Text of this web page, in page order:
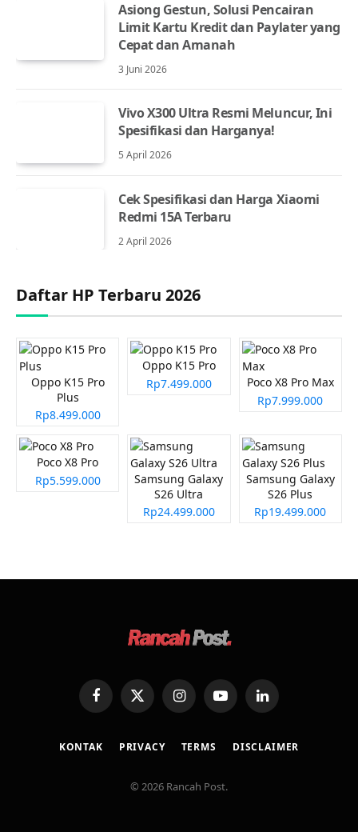
Asiong Gestun, Solusi Pencairan
Limit Kartu Kredit dan Paylater yang
Cepat dan Amanah
3 Juni 2026
Vivo X300 Ultra Resmi Meluncur, Ini
Spesifikasi dan Harganya!
5 April 2026
Cek Spesifikasi dan Harga Xiaomi
Redmi 15A Terbaru
2 April 2026
Daftar HP Terbaru 2026
Oppo K15 Pro
Plus
Rp8.499.000
Oppo K15 Pro
Rp7.499.000
Poco X8 Pro Max
Rp7.999.000
Poco X8 Pro
Rp5.599.000
Samsung Galaxy
S26 Ultra
Rp24.499.000
Samsung Galaxy
S26 Plus
Rp19.499.000
FacebookX
(Twitter)
InstagramYouTubeLinkedIn
KONTAK PRIVACY TERMS DISCLAIMER
© 2026 Rancah Post.